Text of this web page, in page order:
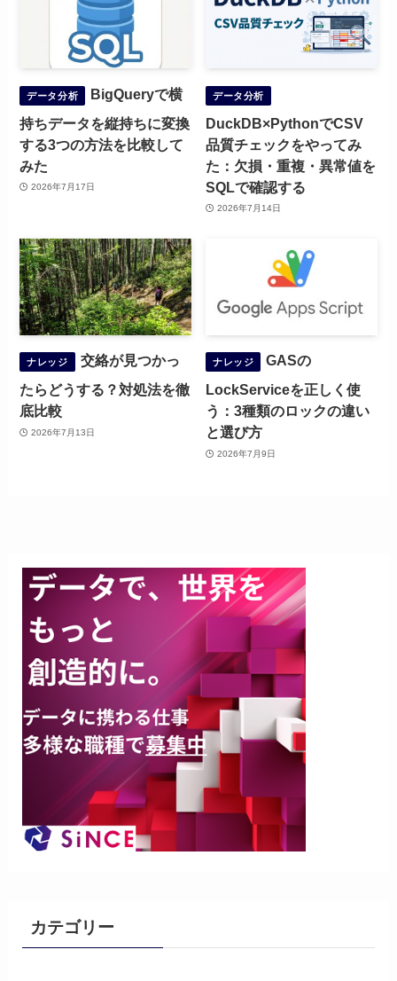
データ分析
BigQueryで横
持ちデータを縦持ちに変換
する3つの方法を比較して
みた
2026年7月17日
データ分析
DuckDB×PythonでCSV
品質チェックをやってみ
た：欠損・重複・異常値を
SQLで確認する
2026年7月14日
ナレッジ
交絡が見つかっ
たらどうする？対処法を徹
底比較
2026年7月13日
ナレッジ
GASの
LockServiceを正しく使
う：3種類のロックの違い
と選び方
2026年7月9日
カテゴリー